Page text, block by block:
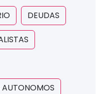
DEUDAS
AUTONOMOS